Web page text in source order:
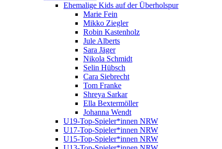
Ehemalige Kids auf der Überholspur
Marie Fein
Mikko Ziegler
Robin Kastenholz
Jule Alberts
Sara Jäger
Nikola Schmidt
Selin Hübsch
Cara Siebrecht
Tom Franke
Shreya Sarkar
Ella Bextermöller
Johanna Wendt
U19-Top-Spieler*innen NRW
U17-Top-Spieler*innen NRW
U15-Top-Spieler*innen NRW